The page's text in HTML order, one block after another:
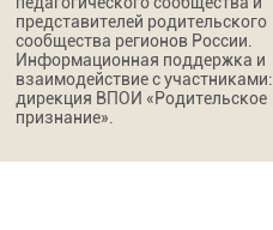
представителей родительского
сообщества регионов России.
Информационная поддержка и
взаимодействие с участниками:
дирекция ВПОИ «Родительское
признание».